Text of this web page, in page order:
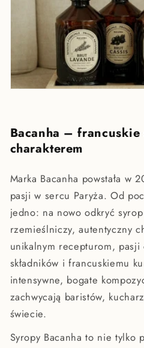
Bacanha – francuskie
charakterem
Marka Bacanha powstała w
pasji w sercu Paryża. Od
jedno: na nowo odkryć
rzemieślniczy, autentyczny
unikalnym recepturom, pasji
składników i francuskiemu
intensywne, bogate
zachwycają baristów,
świecie.
Syropy Bacanha to nie tylko